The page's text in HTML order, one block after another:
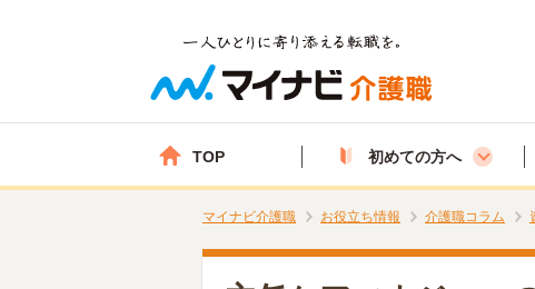
TOP 初めての方へ
マイナビ介護職 お役立ち情報 介護職コラム